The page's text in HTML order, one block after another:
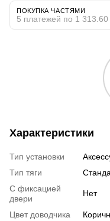
ПОКУПКА ЧАСТЯМИ
5 платежей по 1 313.60
Характеристики
Тип установки
Тип тяги
С фиксацией
двери
Нет
Цвет доводчика